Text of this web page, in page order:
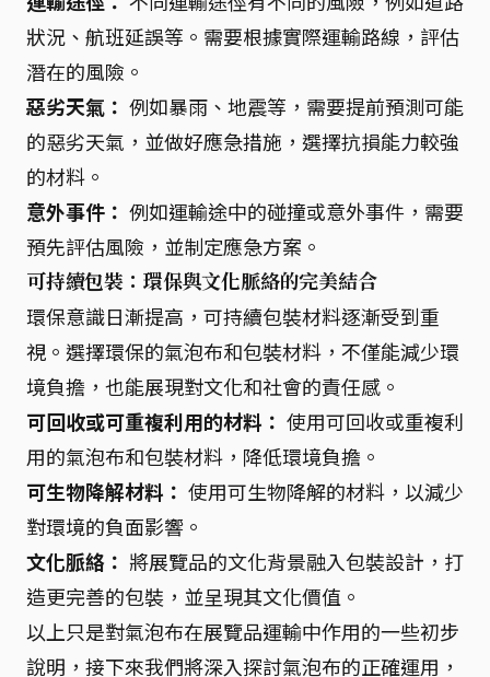
狀況、航班延誤等。需要根據實際運輸路線，評估
潛在的風險。
惡劣天氣： 例如暴雨、地震等，需要提前預測可能
的惡劣天氣，並做好應急措施，選擇抗損能力較強
的材料。
意外事件： 例如運輸途中的碰撞或意外事件，需要
預先評估風險，並制定應急方案。
可持續包裝：環保與文化脈絡的完美結合
環保意識日漸提高，可持續包裝材料逐漸受到重
視。選擇環保的氣泡布和包裝材料，不僅能減少環
境負擔，也能展現對文化和社會的責任感。
可回收或可重複利用的材料： 使用可回收或重複利
用的氣泡布和包裝材料，降低環境負擔。
可生物降解材料： 使用可生物降解的材料，以減少
對環境的負面影響。
文化脈絡： 將展覽品的文化背景融入包裝設計，打
造更完善的包裝，並呈現其文化價值。
以上只是對氣泡布在展覽品運輸中作用的一些初步
說明，接下來我們將深入探討氣泡布的正確運用，